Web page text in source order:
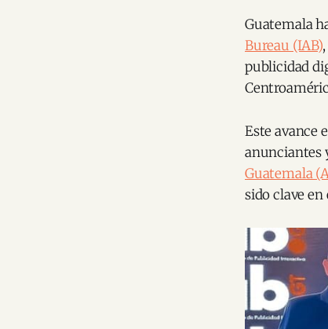
Guatemala
Bureau (IAB)
publicidad
Este avance
anunciantes
Guatemala
sido clave